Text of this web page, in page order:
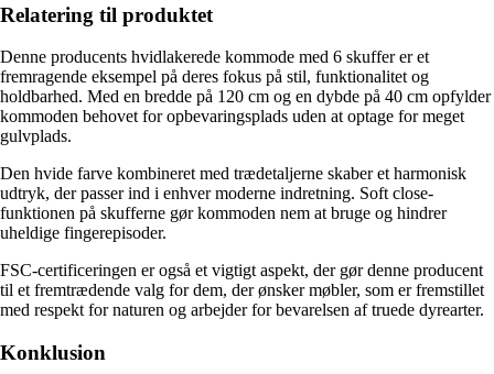
Relatering til produktet
Denne producents hvidlakerede kommode med 6 skuffer er et
fremragende eksempel på deres fokus på stil, funktionalitet og
holdbarhed. Med en bredde på 120 cm og en dybde på 40 cm opfylder
kommoden behovet for opbevaringsplads uden at optage for meget
gulvplads.
Den hvide farve kombineret med trædetaljerne skaber et harmonisk
udtryk, der passer ind i enhver moderne indretning. Soft close-
funktionen på skufferne gør kommoden nem at bruge og hindrer
uheldige fingerepisoder.
FSC-certificeringen er også et vigtigt aspekt, der gør denne producent
til et fremtrædende valg for dem, der ønsker møbler, som er fremstillet
med respekt for naturen og arbejder for bevarelsen af truede dyrearter.
Konklusion